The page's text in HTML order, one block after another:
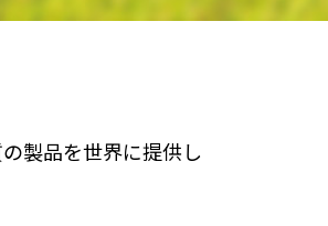
製品を世界に提供し